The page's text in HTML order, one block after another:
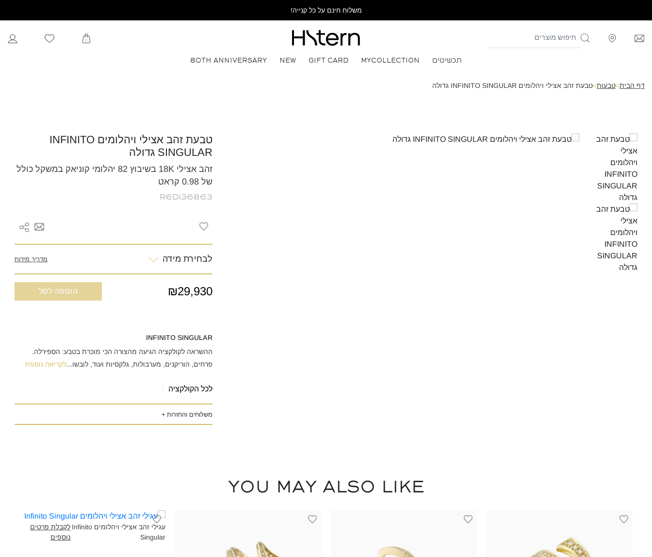
משלוח חינם על כל קנייה!
0
תכשיטים MYCOLLECTION
GIFT CARD
NEW
80TH ANNIVERSARY
דף הבית>טבעות>טבעת זהב אצילי ויהלומים INFINITO SINGULAR גדולה
טבעת זהב אצילי ויהלומים INFINITO
SINGULAR גדולה
זהב אצילי 18K בשיבוץ 82 יהלומי קוניאק במשקל כולל
של 0.98 קראט
R6DI36863
לבחירת מידה מדריך מידות
₪29,930 הוספה לסל
INFINITO SINGULAR
ההשראה לקולקציה הגיעה מהצורה הכי מוכרת בטבע: הספירלה.
פרחים, הוריקנים, מערבולות, גלקסיות ועוד, לובשו...לקריאה נוספת
לכל הקולקציה
משלוחים והחזרות +
You may also like
עגילי זהב אצילי ויהלומים Infinito
Singular‎
לקבלת פרטים
נוספים